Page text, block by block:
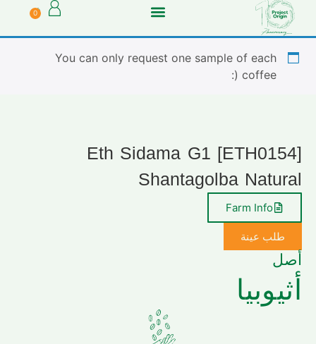
0
You can only request one sample of each
coffee (:
[ETH0154] Eth Sidama G1
Shantagolba Natural
Farm Info
طلب عينة
أصل
أثيوبيا